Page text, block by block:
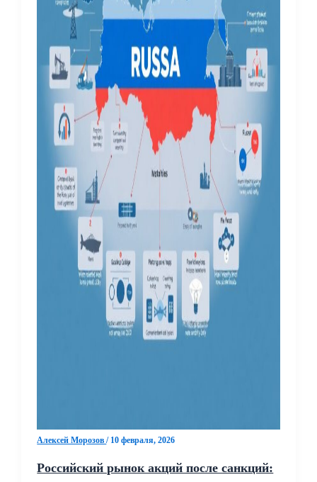
Алексей Морозов/ 10 февраля, 2026
Российский рынок акций после санкций: